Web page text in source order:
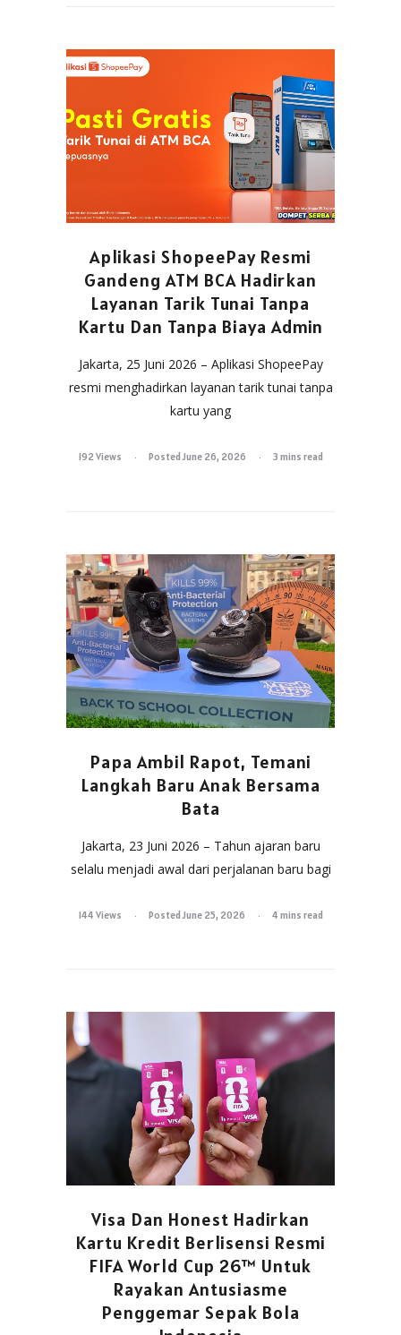
Aplikasi ShopeePay Resmi
Gandeng ATM BCA Hadirkan
Layanan Tarik Tunai Tanpa
Kartu Dan Tanpa Biaya Admin
Jakarta, 25 Juni 2026 – Aplikasi ShopeePay
resmi menghadirkan layanan tarik tunai tanpa
kartu yang
192 Views Posted June 26, 2026 3 mins read
Papa Ambil Rapot, Temani
Langkah Baru Anak Bersama
Bata
Jakarta, 23 Juni 2026 – Tahun ajaran baru
selalu menjadi awal dari perjalanan baru bagi
144 Views Posted June 25, 2026 4 mins read
Visa Dan Honest Hadirkan
Kartu Kredit Berlisensi Resmi
FIFA World Cup 26™ Untuk
Rayakan Antusiasme
Penggemar Sepak Bola